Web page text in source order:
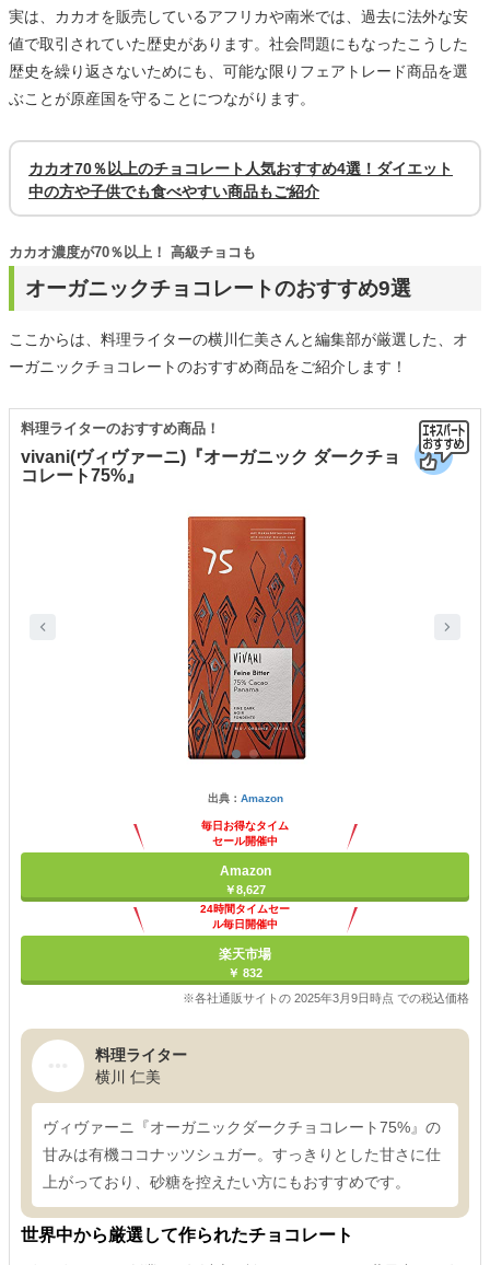
実は、カカオを販売しているアフリカや南米では、過去に法外な安
値で取引されていた歴史があります。社会問題にもなったこうした
歴史を繰り返さないためにも、可能な限りフェアトレード商品を選
ぶことが原産国を守ることにつながります。
カカオ70％以上のチョコレート人気おすすめ4選！ダイエット
中の方や子供でも食べやすい商品もご紹介
オーガニックチョコレートのおすすめ9選
カカオ濃度が70％以上！ 高級チョコも
ここからは、料理ライターの横川仁美さんと編集部が厳選した、オ
ーガニックチョコレートのおすすめ商品をご紹介します！
vivani(ヴィヴァーニ)『オーガニック ダークチョ
コレート75%』
料理ライターのおすすめ商品！
出典： Amazon
毎日お得なタイム
セール開催中
Amazon
￥8,627
24時間タイムセー
ル毎日開催中
楽天市場
￥ 832
※各社通販サイトの 2025年3月9日時点 での税込価格
料理ライター
横川 仁美
ヴィヴァーニ『オーガニックダークチョコレート75%』の
甘みは有機ココナッツシュガー。すっきりとした甘さに仕
上がっており、砂糖を控えたい方にもおすすめです。
世界中から厳選して作られたチョコレート